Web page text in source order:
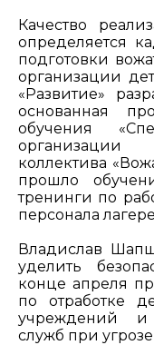
Качество
определяется
подготовки
организации
«Развитие»
основанная
обучения
организации
коллектива
прошло
тренинги по
персонала
Владислав
уделить
конце апреля
по отработке
учреждений и
служб при угрозе